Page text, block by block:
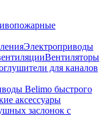
Электроприводы
Вентиляторы
для каналов
Belimo быстрого
аксессуары
заслонок c